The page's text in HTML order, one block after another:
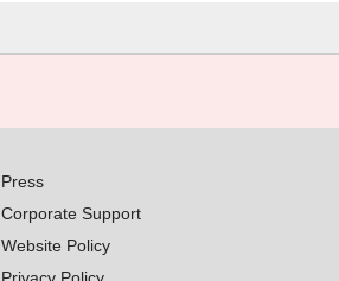
Press
Corporate Support
Website Policy